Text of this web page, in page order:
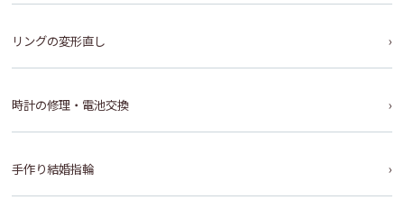
リングの変形直し
時計の修理・電池交換
手作り結婚指輪